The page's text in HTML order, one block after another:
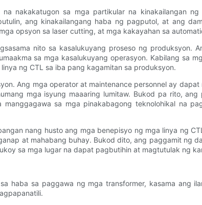
nakakatugon sa mga partikular na kinakailangan
ang kinakailangang haba ng pagputol, at ang
opsyon sa laser cutting, at mga kakayahan sa
nito sa kasalukuyang proseso ng produksyon.
sa mga kasalukuyang operasyon. Kabilang sa
ng CTL sa iba pang kagamitan sa produksyon.
Ang mga operator at maintenance personnel ay
mga isyung maaaring lumitaw. Bukod pa rito,
sa mga pinakabagong teknolohikal na
nang husto ang mga benepisyo ng mga linya ng
at mahabang buhay. Bukod dito, ang paggamit ng
sa mga lugar na dapat pagbutihin at magtutulak ng
haba sa paggawa ng mga transformer, kasama ang